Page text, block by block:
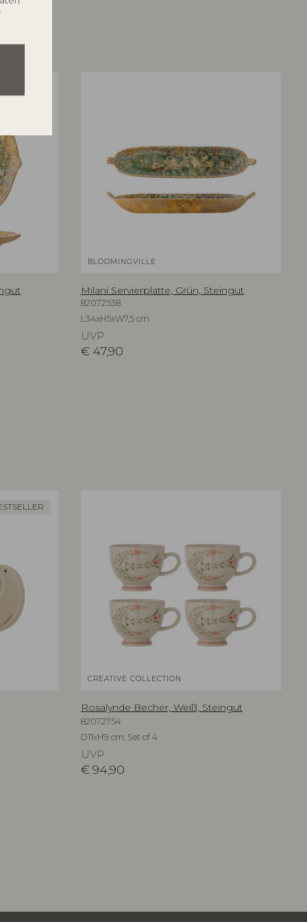
BLOOMINGVILLE
Milani Servierplatte, Grün, Steingut
82072538
L34xH5xW7,5 cm
UVP
€ 47,90
CREATIVE COLLECTION
Rosalynde Becher, Weiß, Steingut
82072754
D11xH9 cm, Set of 4
UVP
€ 94,90